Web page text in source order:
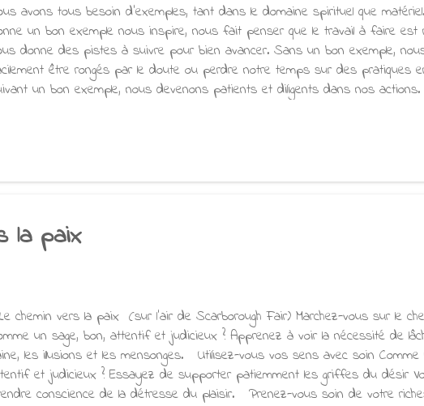
avons tous besoin d'exemples, tant dans le domaine spirituel que matériel.
un bon exemple nous inspire, nous fait penser que le travail à faire est
donne des pistes à suivre pour bien avancer. Sans un bon exemple,
être rongés par le doute ou perdre notre temps sur des pratiques
un bon exemple, nous devenons patients et diligents dans nos actions.
ou de désespoir du mieux que nous le pouvons. Ensuite, nous devons nous
dans nos vies. Bien que nous ne puissions pas empêcher les autres
la paix
Le chemin vers la paix (sur l'air de Scarborough Fair) Marchez-vous sur le
un sage, bon, attentif et judicieux ? Apprenez à voir la nécessité de
les illusions et les mensonges. Utilisez-vous vos sens avec soin Comme
et judicieux ? Essayez de supporter patiemment les griffes du désir
conscience de la détresse du plaisir. Prenez-vous soin de votre